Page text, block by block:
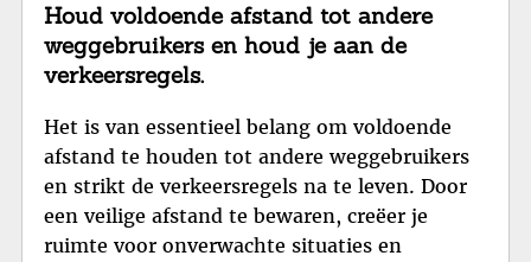
Houd voldoende afstand tot andere
weggebruikers en houd je aan de
verkeersregels.
Het is van essentieel belang om voldoende
afstand te houden tot andere weggebruikers
en strikt de verkeersregels na te leven. Door
een veilige afstand te bewaren, creëer je
ruimte voor onverwachte situaties en